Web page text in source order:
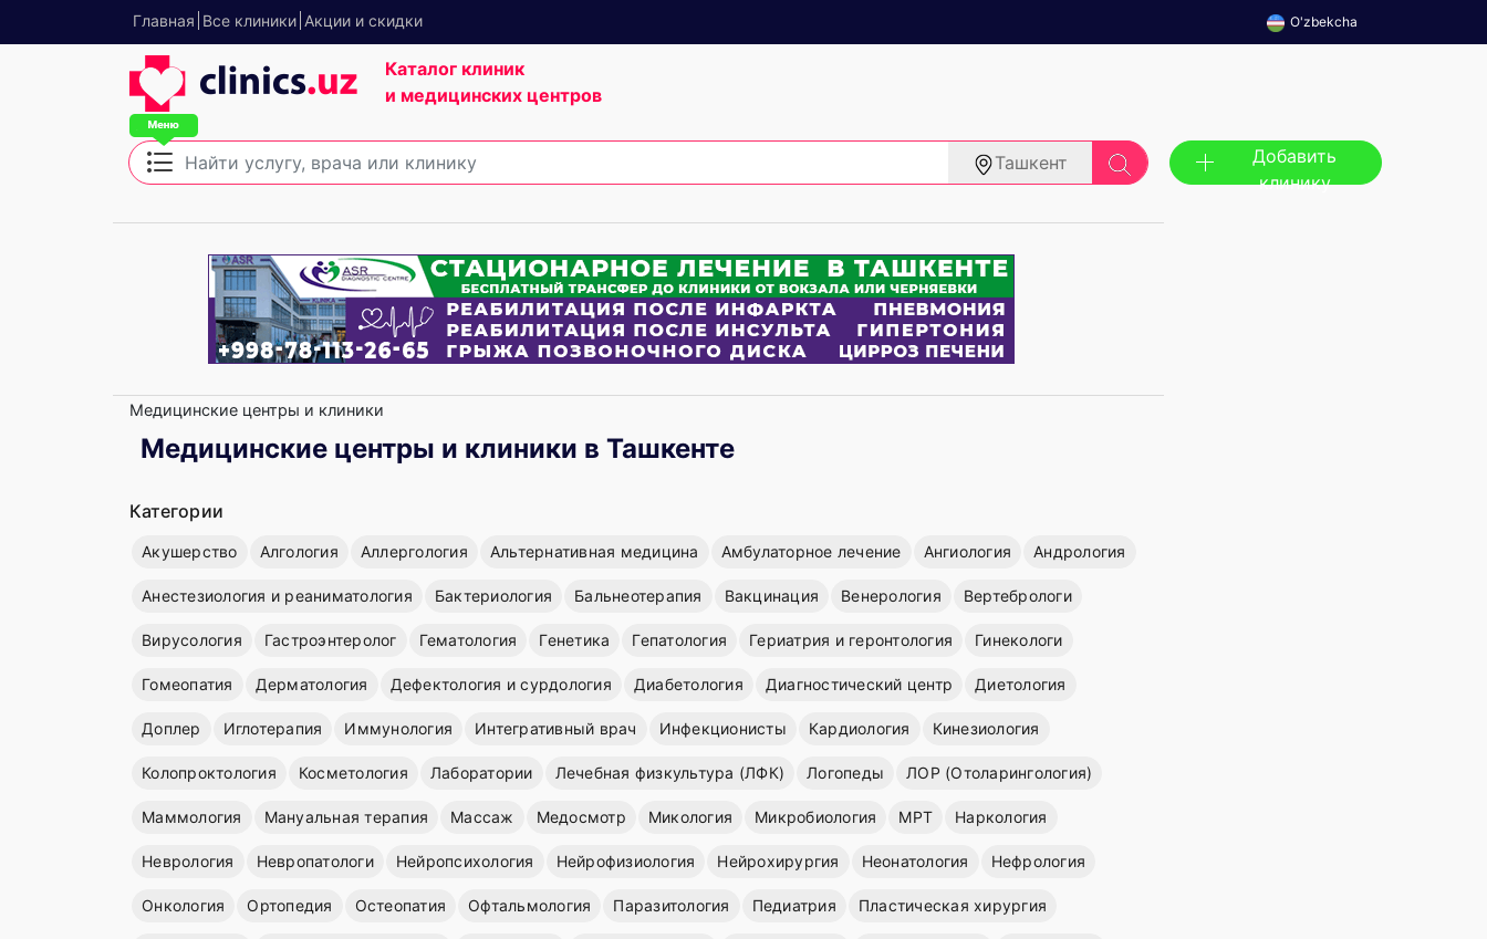
Главная Все клиники Акции и скидки O'zbekcha
Каталог клиник
и медицинских центров
Ташкент
Добавить
клинику
Медицинские центры и клиники
Медицинские центры и клиники в Ташкенте
Категории
Акушерство Алгология Аллергология Альтернативная медицина Амбулаторное лечение Ангиология Андрология
Анестезиология и реаниматология Бактериология Бальнеотерапия Вакцинация Венерология Вертебрологи
Вирусология Гастроэнтеролог Гематология Генетика Гепатология Гериатрия и геронтология Гинекологи
Гомеопатия Дерматология Дефектология и сурдология Диабетология Диагностический центр Диетология
Доплер Иглотерапия Иммунология Интегративный врач Инфекционисты Кардиология Кинезиология
Колопроктология Косметология Лаборатории Лечебная физкультура (ЛФК) Логопеды ЛОР (Отоларингология)
Маммология Мануальная терапия Массаж Медосмотр Микология Микробиология МРТ Наркология
Неврология Невропатологи Нейропсихология Нейрофизиология Нейрохирургия Неонатология Нефрология
Онкология Ортопедия Остеопатия Офтальмология Паразитология Педиатрия Пластическая хирургия